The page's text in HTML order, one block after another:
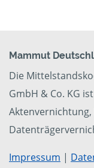
Mammut
Die
GmbH & Co. KG
Impressum |